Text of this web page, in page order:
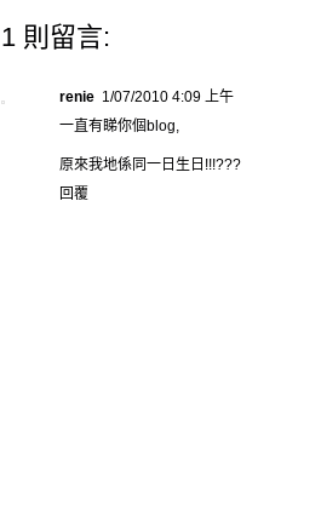
1 則留言:
renie 1/07/2010 4:09 上午
一直有睇你個blog,
原來我地係同一日生日!!!???
回覆